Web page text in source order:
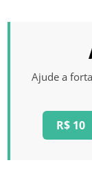
Ajude a
R$ 10